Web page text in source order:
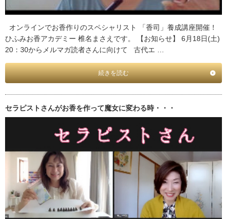
オンラインでお香作りのスペシャリスト 「香司」養成講座開催！
ひふみお香アカデミー 椎名まさえです。 【お知らせ】 6月18日(土)
20：30からメルマガ読者さんに向けて 古代エ …
続きを読む
セラピストさんがお香を作って魔女に変わる時・・・